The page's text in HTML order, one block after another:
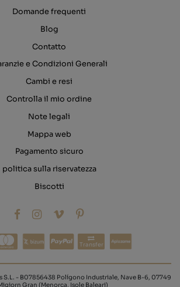
Domande frequenti
Blog
Contatto
e Condizioni Generali
Cambi e resi
Controlla il mio ordine
Note legali
Mappa web
Pagamento sicuro
politica sulla riservatezza
Biscotti
Transfer
S.L. - B07856438 Polígono Industriale, Nave B-6, 07749
Gran (Menorca, Isole Baleari)